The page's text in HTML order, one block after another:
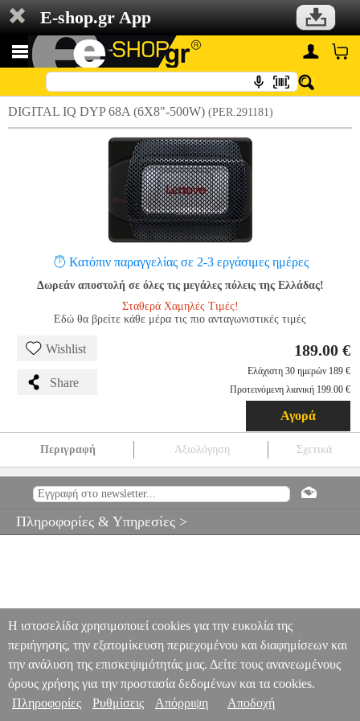
E-shop.gr App
DIGITAL IQ DYP 68A (6X8"-500W) (PER.291181)
Κατόπιν παραγγελίας σε 2-3 εργάσιμες ημέρες
Δωρεάν αποστολή σε όλες τις μεγάλες πόλεις της Ελλάδας!
Σταθερά Χαμηλές Τιμές!
Εδώ θα βρείτε κάθε μέρα τις πιο ανταγωνιστικές τιμές
Wishlist
Share
189.00 €
Ελάχιστη 30 ημερών 189 €
Προτεινόμενη λιανική 199.00 €
Αγορά
Περιγραφή Αξιολόγηση Σχετικά
DIGITAL IQ DIGITAL IQ ΗΧΕΙΑ ΑΥΤΟΚΙΝΗΤΟΥ
DIGITAL IQ
189.00
Πληροφορίες & Υπηρεσίες >
Η ιστοσελίδα χρησιμοποιεί cookies για την ευκολία της
περιήγησης, την εξατομίκευση περιεχομένου και διαφημίσεων και
την ανάλυση της επισκεψιμότητάς μας. Δείτε τους ανανεωμένους
όρους χρήσης για την προστασία δεδομένων και τα cookies.
Πληροφορίες
Ρυθμίσεις Απόρριψη Αποδοχή